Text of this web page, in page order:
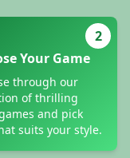
2
Your Game
through our
of thrilling
and pick
suits your style.